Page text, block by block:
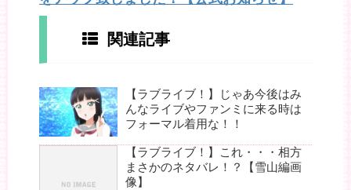
関連記事
【ラブライブ！】じゃあ今後はみ
んなライブやファンミに来る時は
フォーマル着用な！！
【ラブライブ！】これ・・・相方
まさかのネタバレ！？【雪山編画
像】